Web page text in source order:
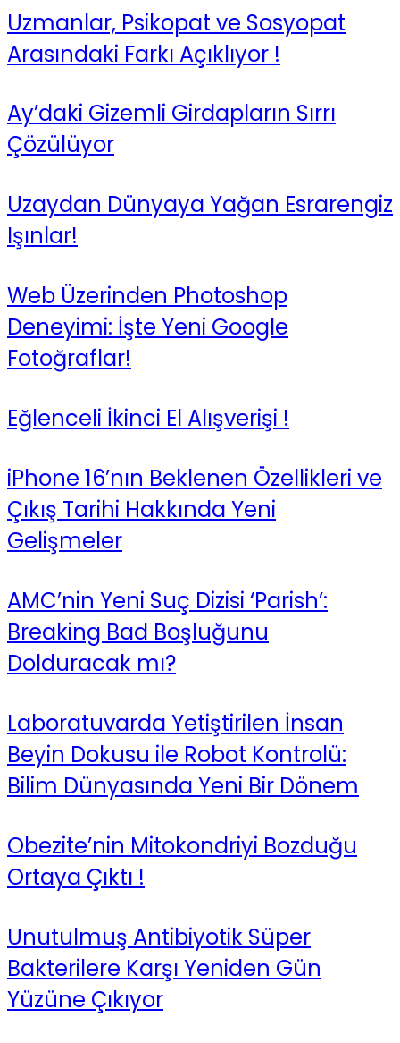
Uzmanlar, Psikopat ve Sosyopat
Arasındaki Farkı Açıklıyor !
Ay’daki Gizemli Girdapların Sırrı
Çözülüyor
Uzaydan Dünyaya Yağan Esrarengiz
Işınlar!
Web Üzerinden Photoshop
Deneyimi: İşte Yeni Google
Fotoğraflar!
Eğlenceli İkinci El Alışverişi !
iPhone 16’nın Beklenen Özellikleri ve
Çıkış Tarihi Hakkında Yeni
Gelişmeler
AMC’nin Yeni Suç Dizisi ‘Parish’:
Breaking Bad Boşluğunu
Dolduracak mı?
Laboratuvarda Yetiştirilen İnsan
Beyin Dokusu ile Robot Kontrolü:
Bilim Dünyasında Yeni Bir Dönem
Obezite’nin Mitokondriyi Bozduğu
Ortaya Çıktı !
Unutulmuş Antibiyotik Süper
Bakterilere Karşı Yeniden Gün
Yüzüne Çıkıyor